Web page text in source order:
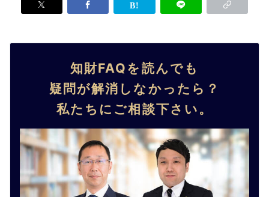
知財FAQを読んでも
疑問が解消しなかったら？
私たちにご相談下さい。